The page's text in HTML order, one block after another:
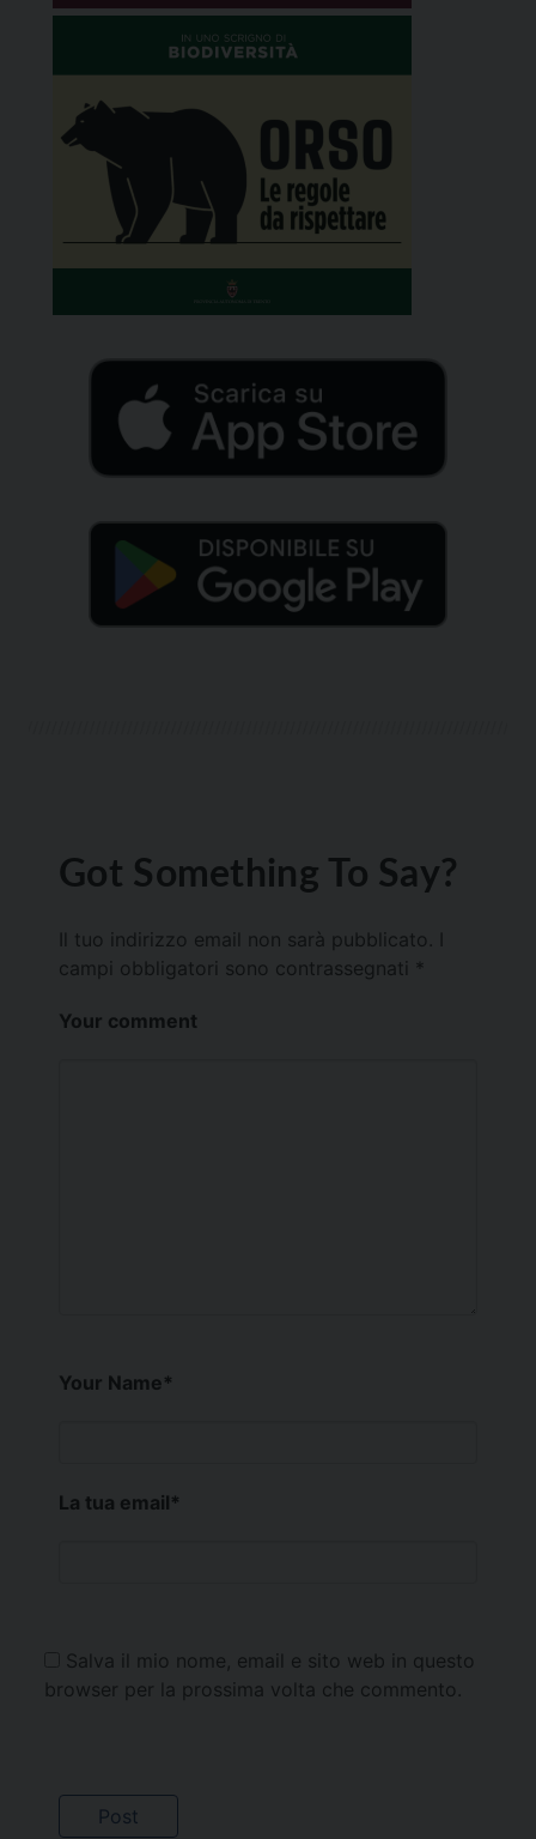
Got Something To Say?
Il tuo indirizzo email non sarà pubblicato.
campi obbligatori sono contrassegnati *
Your comment
Your Name*
La tua email*
Salva il mio nome, email e sito web in questo
browser per la prossima volta che commento.